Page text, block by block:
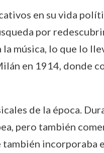
en su vida
por
música, lo que lo
en 1914, donde
de la época.
pero también
también incorporaba